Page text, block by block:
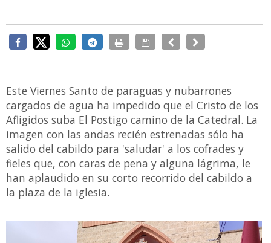
Este Viernes Santo de paraguas y nubarrones
cargados de agua ha impedido que el Cristo de los
Afligidos suba El Postigo camino de la Catedral. La
imagen con las andas recién estrenadas sólo ha
salido del cabildo para 'saludar' a los cofrades y
fieles que, con caras de pena y alguna lágrima, le
han aplaudido en su corto recorrido del cabildo a
la plaza de la iglesia.